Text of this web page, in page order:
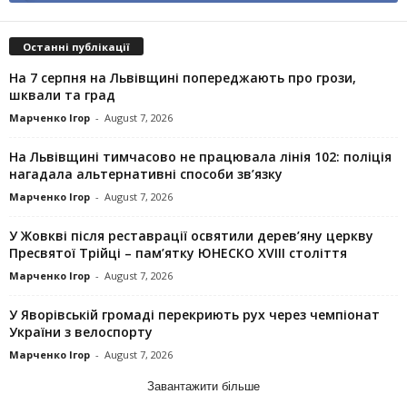
Останні публікації
На 7 серпня на Львівщині попереджають про грози,
шквали та град
Марченко Ігор - August 7, 2026
На Львівщині тимчасово не працювала лінія 102: поліція
нагадала альтернативні способи зв’язку
Марченко Ігор - August 7, 2026
У Жовкві після реставрації освятили дерев’яну церкву
Пресвятої Трійці – пам’ятку ЮНЕСКО XVIII століття
Марченко Ігор - August 7, 2026
У Яворівській громаді перекриють рух через чемпіонат
України з велоспорту
Марченко Ігор - August 7, 2026
Завантажити більше